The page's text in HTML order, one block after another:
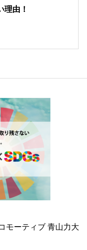
理由！